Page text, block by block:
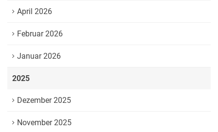
April 2026
Februar 2026
Januar 2026
2025
Dezember 2025
November 2025